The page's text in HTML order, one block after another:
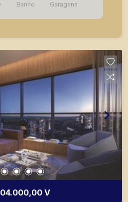
Banho Garagens
V